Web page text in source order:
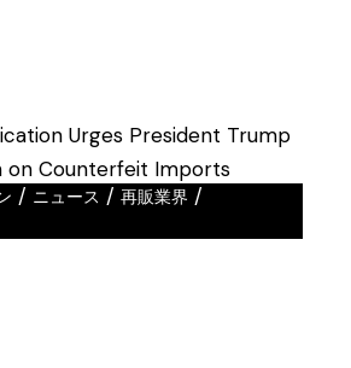
/ ニュース /再販業界 /